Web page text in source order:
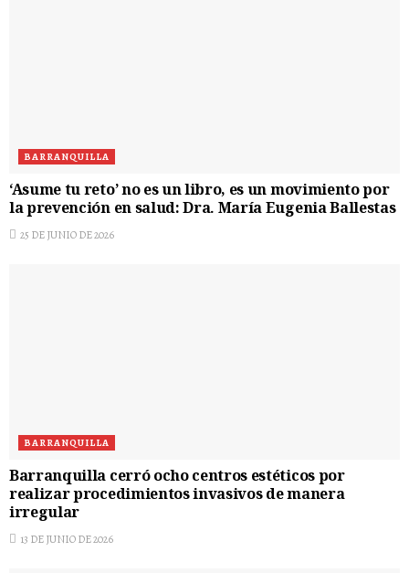
BARRANQUILLA
‘Asume tu reto’ no es un libro, es un movimiento por
la prevención en salud: Dra. María Eugenia Ballestas
25 DE JUNIO DE 2026
BARRANQUILLA
Barranquilla cerró ocho centros estéticos por
realizar procedimientos invasivos de manera
irregular
13 DE JUNIO DE 2026